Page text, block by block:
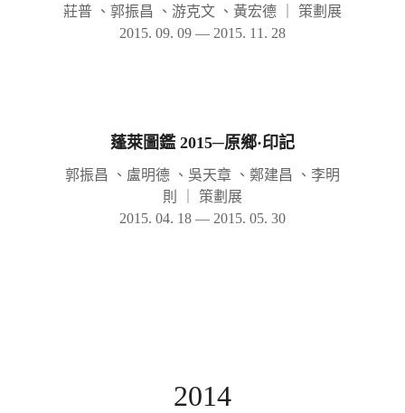
莊普 、郭振昌 、游克文 、黃宏德
策劃展
2015. 09. 09 — 2015. 11. 28
蓬萊圖鑑 2015─原鄉·印記
郭振昌 、盧明德 、吳天章 、鄭建昌 、李明
則
策劃展
2015. 04. 18 — 2015. 05. 30
2014